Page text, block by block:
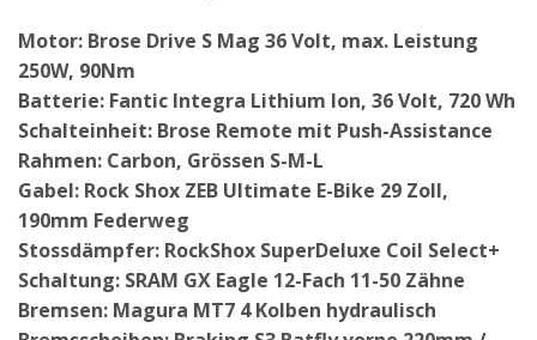
Motor: Brose Drive S Mag 36 Volt, max. Leistung
250W, 90Nm
Batterie: Fantic Integra Lithium Ion, 36 Volt, 720 Wh
Schalteinheit: Brose Remote mit Push-Assistance
Rahmen: Carbon, Grössen S-M-L
Gabel: Rock Shox ZEB Ultimate E-Bike 29 Zoll,
190mm Federweg
Stossdämpfer: RockShox SuperDeluxe Coil Select+
Schaltung: SRAM GX Eagle 12-Fach 11-50 Zähne
Bremsen: Magura MT7 4 Kolben hydraulisch